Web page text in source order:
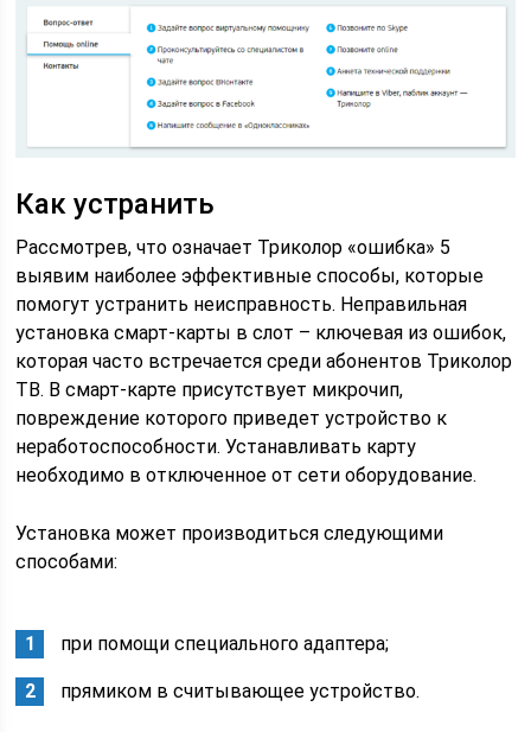
Как устранить
Рассмотрев, что означает Триколор «ошибка» 5
выявим наиболее эффективные способы, которые
помогут устранить неисправность. Неправильная
установка смарт-карты в слот – ключевая из ошибок,
которая часто встречается среди абонентов Триколор
ТВ. В смарт-карте присутствует микрочип,
повреждение которого приведет устройство к
неработоспособности. Устанавливать карту
необходимо в отключенное от сети оборудование.
Установка может производиться следующими
способами:
при помощи специального адаптера;
прямиком в считывающее устройство.